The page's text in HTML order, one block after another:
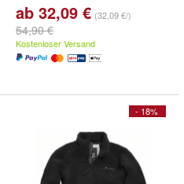
ab 32,09 € (32,09 €/)
54,90 €
Kostenloser Versand
- 18%